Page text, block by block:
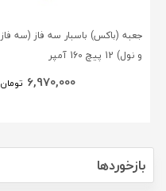
جعبه (باکس) باسبار سه فاز (سه فاز
و نول) 12 پیچ 160 آمپر
6,970,000 تومان
بازخوردها